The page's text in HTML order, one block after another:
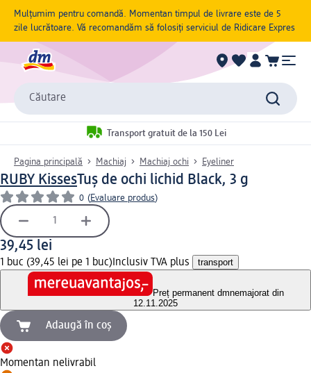
Mulțumim pentru comandă. Momentan timpul de livrare este de 5
zile lucrătoare. Vă recomandăm să folosiți serviciul de Ridicare Expres
Căutare
Transport gratuit de la 150 Lei
Pagina principală Machiaj Machiaj ochi Eyeliner
RUBY KissesTuș de ochi lichid Black, 3 g
0 (Evaluare produs)
39,45 lei
1 buc (39,45 lei pe 1 buc) Inclusiv TVA plus transport
Preț permanent dmnemajorat din
12.11.2025
Adaugă în coș
Momentan nelivrabil